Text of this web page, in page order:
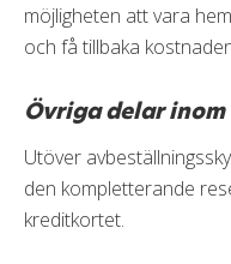
möjligheten att vara
och få tillbaka
Övriga delar
Utöver
den kompletterande
kreditkortet.